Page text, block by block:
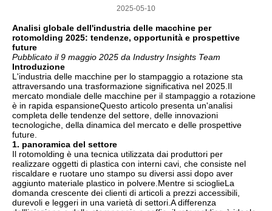
2025-05-10
Analisi globale dell'industria delle macchine per
rotomolding 2025: tendenze, opportunità e prospettive
future
Pubblicato il 9 maggio 2025 da Industry Insights Team
Introduzione
L'industria delle macchine per lo stampaggio a rotazione sta
attraversando una trasformazione significativa nel 2025.Il
mercato mondiale delle macchine per il stampaggio a rotazione
è in rapida espansioneQuesto articolo presenta un'analisi
completa delle tendenze del settore, delle innovazioni
tecnologiche, della dinamica del mercato e delle prospettive
future.
1. panoramica del settore
Il rotomolding è una tecnica utilizzata dai produttori per
realizzare oggetti di plastica con interni cavi, che consiste nel
riscaldare e ruotare uno stampo su diversi assi dopo aver
aggiunto materiale plastico in polvere.Mentre si scioglieLa
domanda crescente dei clienti di articoli a prezzi accessibili,
durevoli e leggeri in una varietà di settori.A differenza